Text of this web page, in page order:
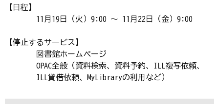
【日程】
11月19日（火）9:00 ～ 11月22日（金）9:00
【停止するサービス】
図書館ホームページ
OPAC全般（資料検索、資料予約、ILL複写依頼、
ILL貸借依頼、MyLibraryの利用など）